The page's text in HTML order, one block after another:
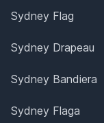
Sydney Flag
Sydney Drapeau
Sydney Bandiera
Sydney Flaga